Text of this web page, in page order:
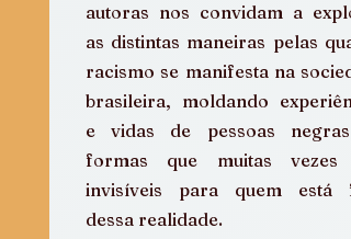
autoras nos convidam a
as distintas maneiras pelas
racismo se manifesta na
brasileira, moldando
e vidas de pessoas negras
formas que muitas vezes
invisíveis para quem está
dessa realidade.